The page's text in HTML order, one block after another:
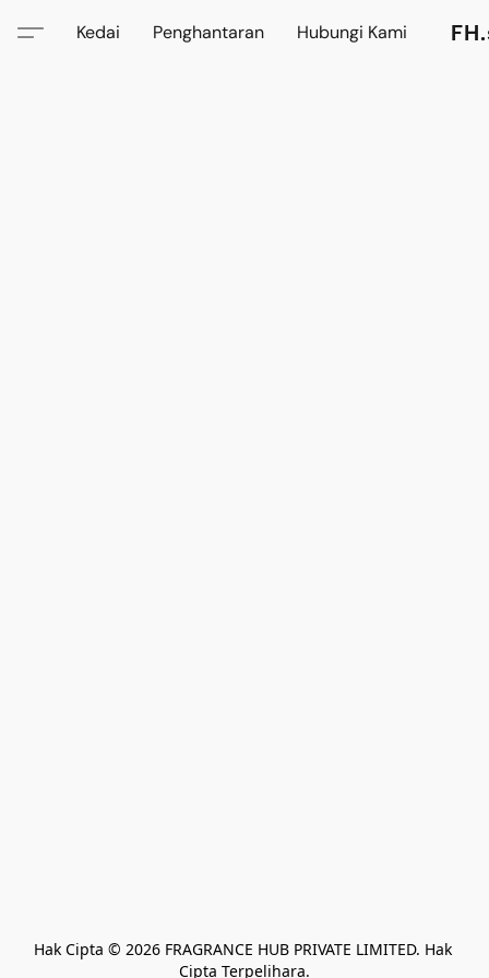
Kedai Penghantaran Hubungi Kami
Hak Cipta © 2026 FRAGRANCE HUB PRIVATE LIMITED. Hak
Cipta Terpelihara.